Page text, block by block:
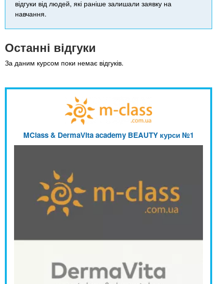
відгуки від людей, які раніше залишали заявку на
навчання.
Останні відгуки
За даним курсом поки немає відгуків.
MClass & DermaVita academy BEAUTY курси №1